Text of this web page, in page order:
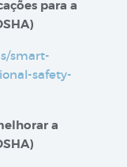
para a
smart-
safety-
a